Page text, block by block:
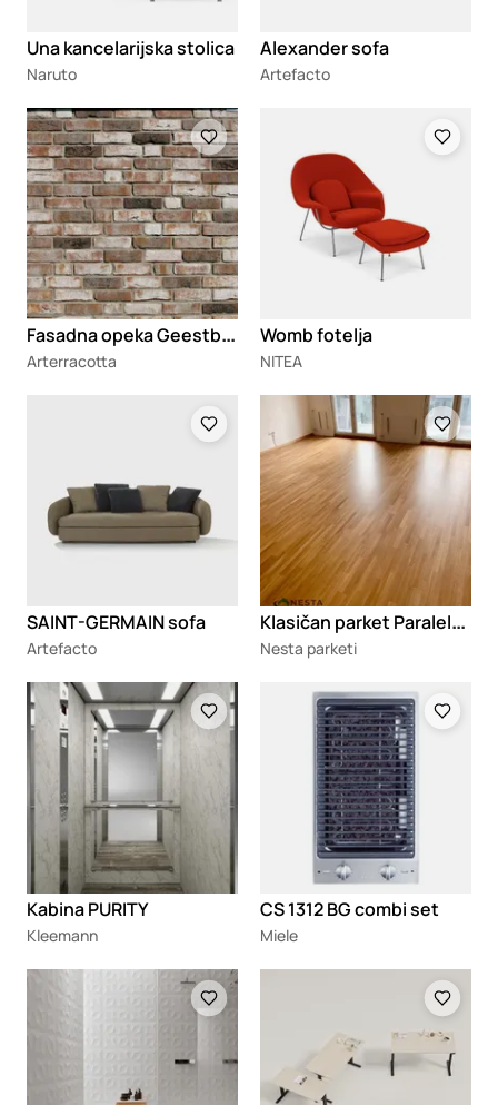
Una kancelarijska stolica
Naruto
Alexander sofa
Artefacto
Loading
F
asadna opeka Geestbrand
Arterracotta
Womb fotelja
NITEA
SAINT-GERMAIN sofa
Artefacto
Loading
K
lasičan parket Paralelni slog
Nesta parketi
Loading
Kabina PURITY
Kleemann
Loading
CS 1312 BG combi set
Miele
Loading